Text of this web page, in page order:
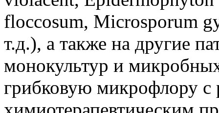
floccosum, Microsporum
т.д.), а также на другие
монокультур и
грибковую микрофлору с